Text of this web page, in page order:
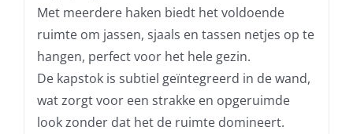
Met meerdere haken biedt het voldoende
ruimte om jassen, sjaals en tassen netjes op te
hangen, perfect voor het hele gezin.
De kapstok is subtiel geïntegreerd in de wand,
wat zorgt voor een strakke en opgeruimde
look zonder dat het de ruimte domineert.